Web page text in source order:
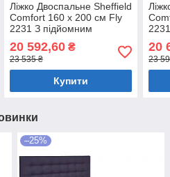
Ліжко Двоспальне Sheffield
Comfort 160 х 200 см Fly
2231 З підйомним
механізмом та нішою для
білизни Темно-коричневий
20 592,60₴
23 535 ₴
Купити
20
23
–25%